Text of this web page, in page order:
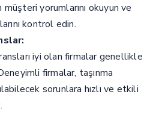
yorumlarını okuyun ve
kontrol edin.
iyi olan firmalar genellikle
firmalar, taşınma
sorunlara hızlı ve etkili